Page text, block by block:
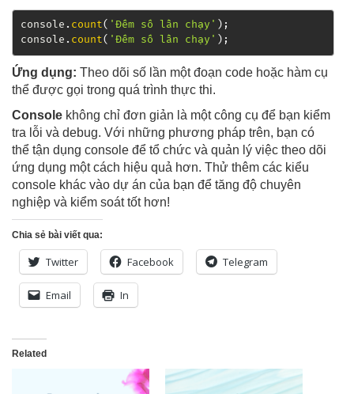
console . count( 'Đếm số lần chạy' ) ;
console . count( 'Đếm số lần chạy' ) ;
Ứng dụng: Theo dõi số lần một đoạn code hoặc hàm cụ
thể được gọi trong quá trình thực thi.
Console không chỉ đơn giản là một công cụ để bạn kiểm
tra lỗi và debug. Với những phương pháp trên, bạn có
thể tận dụng console để tổ chức và quản lý việc theo dõi
ứng dụng một cách hiệu quả hơn. Thử thêm các kiểu
console khác vào dự án của bạn để tăng độ chuyên
nghiệp và kiểm soát tốt hơn!
Chia sẻ bài viết qua:
Twitter Facebook Telegram
Email In
Related